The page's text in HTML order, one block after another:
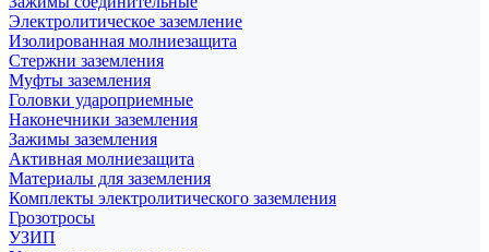
Электролитическое заземление
Изолированная молниезащита
Стержни заземления
Муфты заземления
Головки удароприемные
Наконечники заземления
Зажимы заземления
Активная молниезащита
Материалы для заземления
Комплекты электролитического заземления
Грозотросы
УЗИП